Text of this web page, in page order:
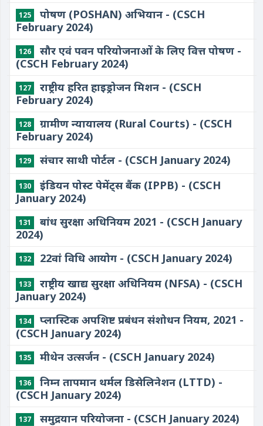
125
पोषण (POSHAN) अभियान - (CSCH
February 2024)
126
सौर एवं पवन परियोजनाओं के लिए वित्त पोषण -
(CSCH February 2024)
127
राष्ट्रीय हरित हाइड्रोजन मिशन - (CSCH
February 2024)
128
ग्रामीण न्यायालय (Rural Courts) - (CSCH
February 2024)
129 संचार साथी पोर्टल - (CSCH January 2024)
130
इंडियन पोस्ट पेमेंट्स बैंक (IPPB) - (CSCH
January 2024)
131
बांध सुरक्षा अधिनियम 2021 - (CSCH January
2024)
132 22वां विधि आयोग - (CSCH January 2024)
133
राष्ट्रीय खाद्य सुरक्षा अधिनियम (NFSA) - (CSCH
January 2024)
134
प्लास्टिक अपशिष्ट प्रबंधन संशोधन नियम, 2021 -
(CSCH January 2024)
135 मीथेन उत्सर्जन - (CSCH January 2024)
136
निम्न तापमान थर्मल डिसेलिनेशन (LTTD) -
(CSCH January 2024)
137 समुद्रयान परियोजना - (CSCH January 2024)